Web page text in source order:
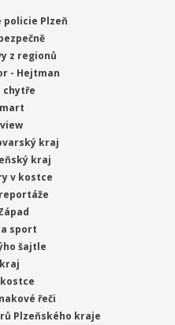
policie Plzeň
z regionů
- Hejtman
chytře
kraj
kraj
v kostce
sport
šajtle
řeči
Plzeňského kraje